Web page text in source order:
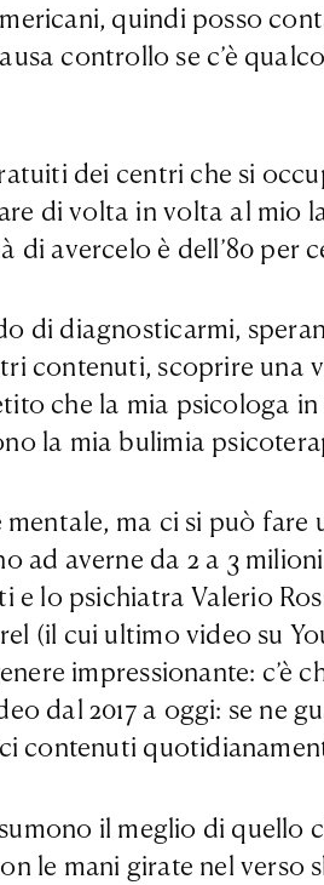
quindi posso
controllo se c’è
dei centri che si
di volta in volta al mio
avercelo è dell’80 per
di diagnosticarmi,
contenuti, scoprire una
che la mia psicologa in
la mia bulimia
ma ci si può
ad averne da 2 a 3
lo psichiatra Valerio
(il cui ultimo video su
impressionante:
dal 2017 a oggi: se ne
contenuti
il meglio di
le mani girate nel verso